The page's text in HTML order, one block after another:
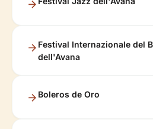
Festival Internazionale del
dell'Avana
Boleros de Oro